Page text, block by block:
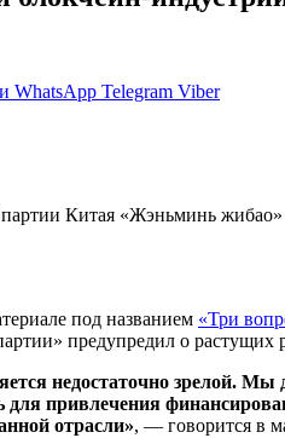
WhatsApp Telegram Viber
Китая «Жэньминь
под названием «Три
предупредил о растущих
недостаточно зрелой.
привлечения
отрасли», — говорится в